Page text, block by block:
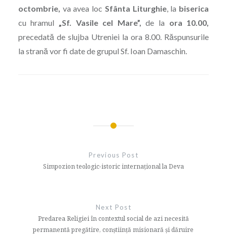
octombrie, va avea loc Sfânta Liturghie, la biserica
cu hramul „Sf. Vasile cel Mare”, de la ora 10.00,
precedată de slujba Utreniei la ora 8.00. Răspunsurile
la strană vor fi date de grupul Sf. Ioan Damaschin.
articole
Previous Post
Simpozion teologic-istoric internațional la Deva
Next Post
Predarea Religiei în contextul social de azi necesită
permanentă pregătire, conştiinţă misionară şi dăruire